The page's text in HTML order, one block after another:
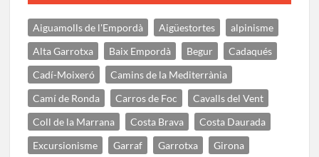
Aiguamolls de l'Empordà Aigüestortes
alpinisme
Alta Garrotxa
Baix Empordà Begur
Cadaqués
Cadí-Moixeró
Camins de la Mediterrània
Camí de Ronda
Carros de Foc
Cavalls del Vent
Coll de la Marrana
Costa Brava
Costa Daurada
Excursionisme
Garraf Garrotxa
Girona